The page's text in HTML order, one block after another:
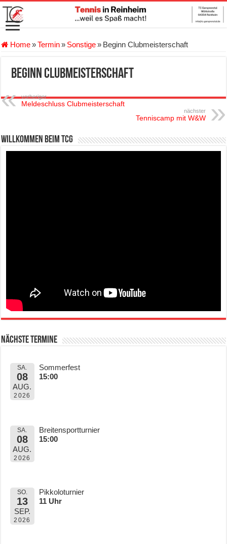
Home»Termin» Sonstige» Beginn Clubmeisterschaft
Beginn Clubmeisterschaft
vorheriger
Meldeschluss Clubmeisterschaft
nächster
Tenniscamp mit W&W
Willkommen beim TCG
Nächste Termine
SA.
08
AUG.
2026
Sommerfest
15:00
SA.
08
AUG.
2026
Breitensportturnier
15:00
SO.
13
SEP.
2026
Pikkoloturnier
11 Uhr